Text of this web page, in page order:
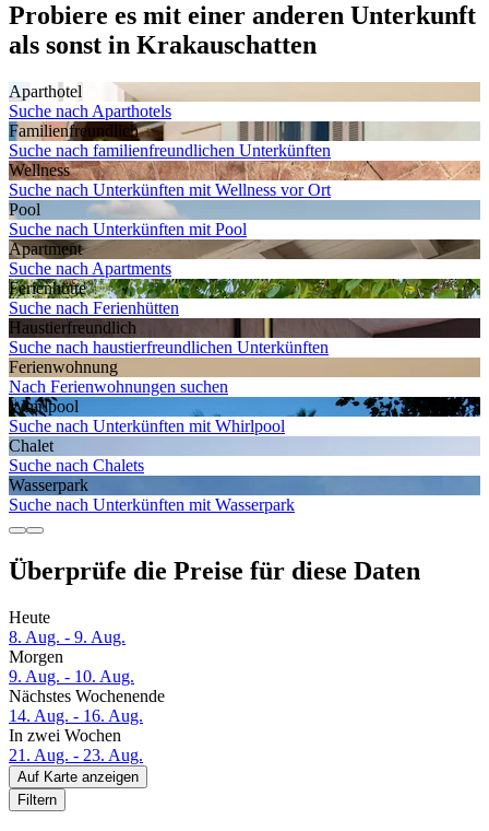
Probiere es mit einer anderen Unterkunft
als sonst in Krakauschatten
Aparthotel
Suche nach Aparthotels
Familien­freundlich
Suche nach familienfreundlichen Unterkünften
Wellness
Suche nach Unterkünften mit Wellness vor Ort
Pool
Suche nach Unterkünften mit Pool
Apartment
Suche nach Apartments
Ferienhütte
Suche nach Ferienhütten
Haustier­freundlich
Suche nach haustierfreundlichen Unterkünften
Ferien­wohnung
Nach Ferienwohnungen suchen
Whirlpool
Suche nach Unterkünften mit Whirlpool
Chalet
Suche nach Chalets
Wasserpark
Suche nach Unterkünften mit Wasserpark
Überprüfe die Preise für diese Daten
Heute
8. Aug. - 9. Aug.
Morgen
9. Aug. - 10. Aug.
Nächstes Wochenende
14. Aug. - 16. Aug.
In zwei Wochen
21. Aug. - 23. Aug.
Auf Karte anzeigen
Filtern